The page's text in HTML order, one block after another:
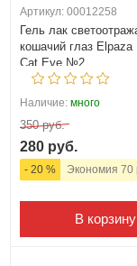
Артикул: 00012258
Гель лак
кошачий глаз Elpaza
Cat Eye №2
Наличие: много
350 руб.
280 руб.
- 20 % Экономия 70
В корзину